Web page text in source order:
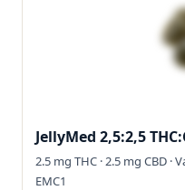
JellyMed 2,5:2,5
2.5 mg THC · 2.5 mg CBD
EMC1